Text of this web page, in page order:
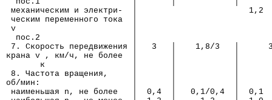
механическим и электри-  │                       1,2
ческим переменного тока  │
v                        │
  пос.2                   │
7. Скорость передвижения │   3   │    1,8/3   │
крана v , км/ч, не более  │       │            │
к                  │       │            │
8. Частота вращения,     │       │            │
об/мин:                   │       │            │
наименьшая n, не более   │  0,4  │   0,1/0,4  │